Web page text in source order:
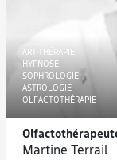
ART-THÉRAPIE
HYPNOSE
SOPHROLOGIE
ASTROLOGIE
OLFACTOTHÉRAPIE
Martine Terrail